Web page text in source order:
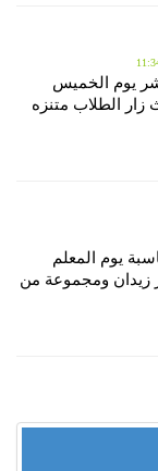
يوم الخميس
حيث زار الطلاب متنزه
يوم المعلم
ومجموعة من